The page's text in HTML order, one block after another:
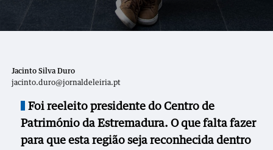
Jacinto Silva Duro
jacinto.duro@jornaldeleiria.pt
Foi reeleito presidente do Centro de
Património da Estremadura. O que falta fazer
para que esta região seja reconhecida dentro